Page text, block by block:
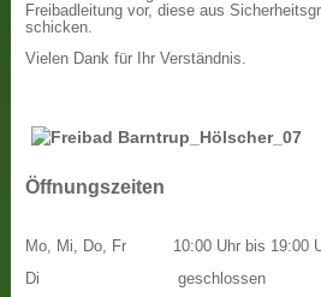
Freibadleitung vor, diese aus
schicken.
Vielen Dank für Ihr Verständnis.
Öffnungszeiten
Mo, Mi, Do, Fr
Di
10:00 Uhr bis 19:00
geschlossen